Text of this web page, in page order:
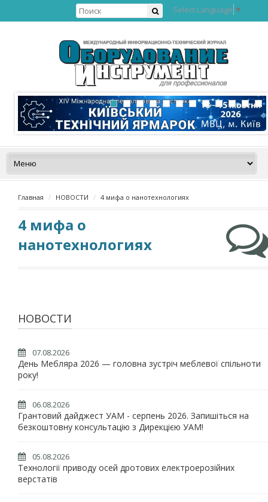
Select Language ▼
Главная НОВОСТИ 4 мифа о нанотехнологиях
4 мифа о
нанотехнологиях
НОВОСТИ
07.08.2026
День Мебляра 2026 — головна зустріч меблевої спільноти
року!
06.08.2026
Грантовий дайджест УАМ - серпень 2026. Запишіться на
безкоштовну консультацію з Дирекцією УАМ!
05.08.2026
Технології приводу осей дротових електроерозійних
верстатів